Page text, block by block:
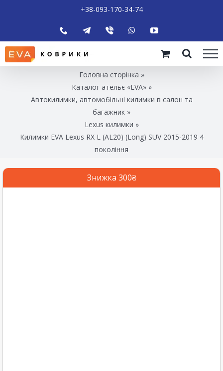
+38-093-170-34-74
Головна сторінка »
Каталог ательє «EVA»»
Автокилимки, автомобільні килимки в салон та
багажник »
Lexus килимки »
Килимки EVA Lexus RX L (AL20) (Long) SUV 2015-2019 4
покоління
Знижка 300₴